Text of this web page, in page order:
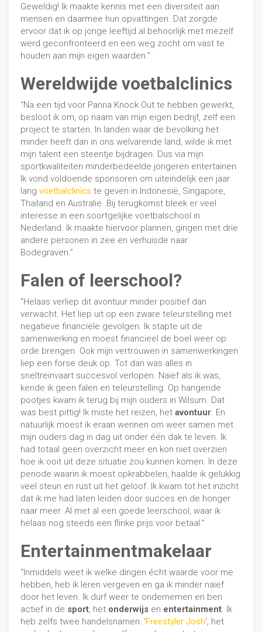
Geweldig! Ik maakte kennis met een diversiteit aan
mensen en daarmee hun opvattingen. Dat zorgde
ervoor dat ik op jonge leeftijd al behoorlijk met mezelf
werd geconfronteerd en een weg zocht om vast te
houden aan mijn eigen waarden.”
Wereldwijde voetbalclinics
“Na een tijd voor Panna Knock Out te hebben gewerkt,
besloot ik om, op naam van mijn eigen bedrijf, zelf een
project te starten. In landen waar de bevolking het
minder heeft dan in ons welvarende land, wilde ik met
mijn talent een steentje bijdragen. Dus via mijn
sportkwaliteiten minderbedeelde jongeren entertainen.
Ik vond voldoende sponsoren om uiteindelijk een jaar
lang voetbalclinics te geven in Indonesië, Singapore,
Thailand en Australië. Bij terugkomst bleek er veel
interesse in een soortgelijke voetbalschool in
Nederland. Ik maakte hiervoor plannen, gingen met drie
andere personen in zee en verhuisde naar
Bodegraven.”
Falen of leerschool?
“Helaas verliep dit avontuur minder positief dan
verwacht. Het liep uit op een zware teleurstelling met
negatieve financiële gevolgen. Ik stapte uit de
samenwerking en moest financieel de boel weer op
orde brengen. Ook mijn vertrouwen in samenwerkingen
liep een forse deuk op. Tot dan was alles in
sneltreinvaart succesvol verlopen. Naïef als ik was,
kende ik geen falen en teleurstelling. Op hangende
pootjes kwam ik terug bij mijn ouders in Wilsum. Dat
was best pittig! Ik miste het reizen, het avontuur . En
natuurlijk moest ik eraan wennen om weer samen met
mijn ouders dag in dag uit onder één dak te leven. Ik
had totaal geen overzicht meer en kon niet overzien
hoe ik ooit uit deze situatie zou kunnen komen. In deze
periode waarin ik moest opkrabbelen, haalde ik gelukkig
veel steun en rust uit het geloof. Ik kwam tot het inzicht
dat ik me had laten leiden door succes en de honger
naar meer. Al met al een goede leerschool, waar ik
helaas nog steeds een flinke prijs voor betaal.”
Entertainmentmakelaar
“Inmiddels weet ik welke dingen écht waarde voor me
hebben, heb ik leren vergeven en ga ik minder naïef
door het leven. Ik durf weer te ondernemen en ben
actief in de sport , het onderwijs en entertainment . Ik
heb zelfs twee handelsnamen: ‘Freestyler Josh’, het